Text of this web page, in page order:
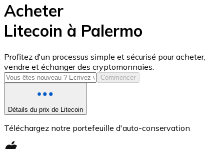
USD Coin
USDC
Acheter
Litecoin à Palermo
Profitez d'un processus simple et sécurisé pour acheter,
vendre et échanger des cryptomonnaies.
Commencer
Détails du prix de Litecoin
Téléchargez notre portefeuille d'auto-conservation